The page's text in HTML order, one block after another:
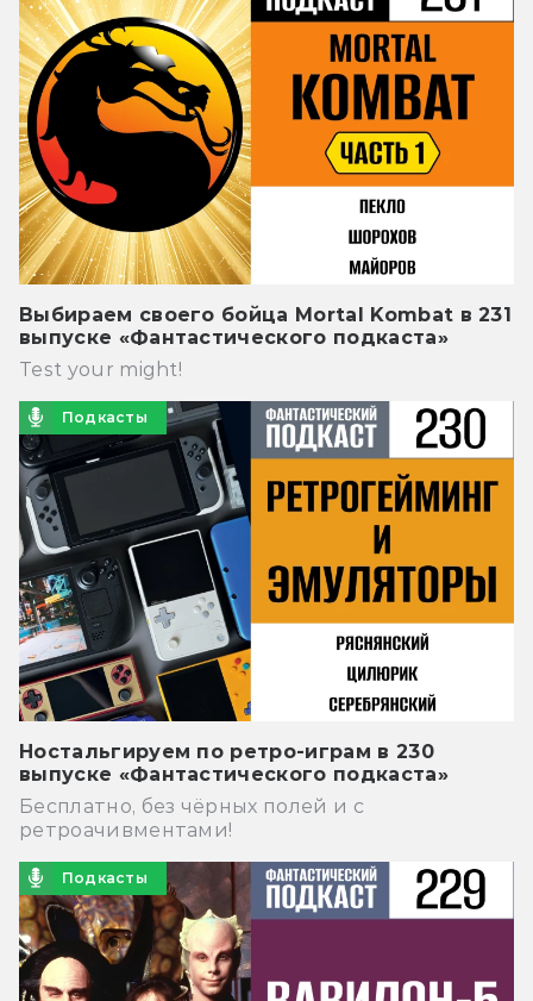
Выбираем своего бойца Mortal Kombat в 231
выпуске «Фантастического подкаста»
Test your might!
Подкасты
Ностальгируем по ретро-играм в 230
выпуске «Фантастического подкаста»
Бесплатно, без чёрных полей и с
ретроачивментами!
Подкасты